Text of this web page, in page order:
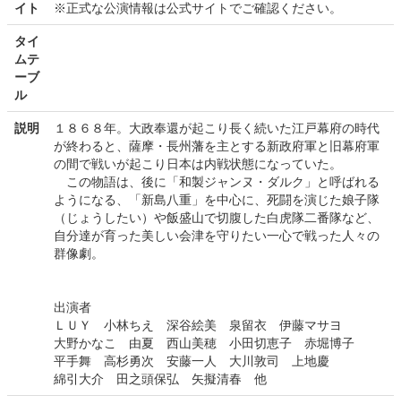
イト
※正式な公演情報は公式サイトでご確認ください。
タイ
ムテ
ーブ
ル
説明
１８６８年。大政奉還が起こり長く続いた江戸幕府の時代
が終わると、薩摩・長州藩を主とする新政府軍と旧幕府軍
の間で戦いが起こり日本は内戦状態になっていた。
この物語は、後に「和製ジャンヌ・ダルク」と呼ばれる
ようになる、「新島八重」を中心に、死闘を演じた娘子隊
（じょうしたい）や飯盛山で切腹した白虎隊二番隊など、
自分達が育った美しい会津を守りたい一心で戦った人々の
群像劇。
出演者
ＬＵＹ 小林ちえ 深谷絵美 泉留衣 伊藤マサヨ
大野かなこ 由夏 西山美穂 小田切恵子 赤堀博子
平手舞 高杉勇次 安藤一人 大川敦司 上地慶
綿引大介 田之頭保弘 矢擬清春 他